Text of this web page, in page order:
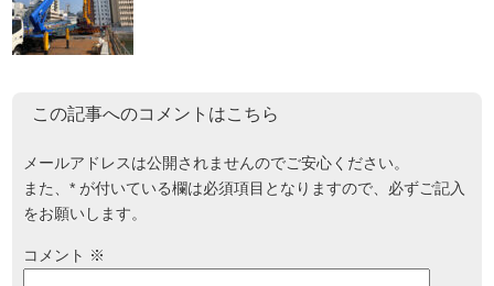
この記事へのコメントはこちら
メールアドレスは公開されませんのでご安心ください。
また、* が付いている欄は必須項目となりますので、必ずご記入
をお願いします。
コメント ※